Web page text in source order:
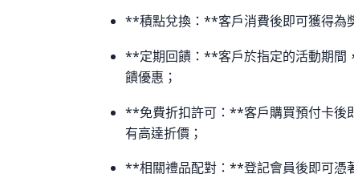
**積點兌換：**客戶消費後即可獲得為
**定期回饋：**客戶於指定的活動期間
饋優惠；
**免費折扣許可：**客戶購買預付卡後
有高達折價；
**相關禮品配對：**登記會員後即可憑